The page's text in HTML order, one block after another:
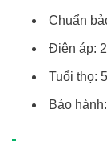
Chuẩn
Điện áp:
Tuổi thọ:
Bảo